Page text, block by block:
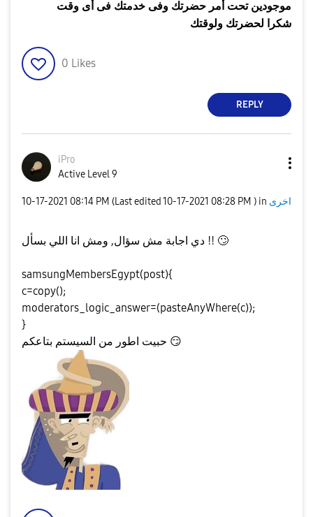
موجودين تحت أمر حضرتك وفى خدمتك فى أى وقت
شكرا لحضرتك ولوقتك
0 Likes
REPLY
iPro
Active Level 9
‎10-17-2021 08:14 PM (Last edited‎10-17-2021 08:28 PM ) in اخرى
دي اجابة مش سؤال, ومش انا اللي بسأل !! 🙄
samsungMembersEgypt(post){
c=copy();
moderators_logic_answer=(pasteAnyWhere(c));
}
😏